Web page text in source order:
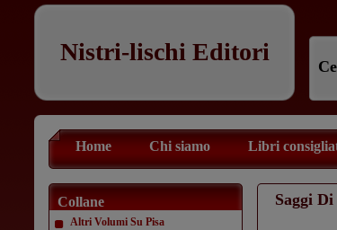
Nistri-lischi Editori
Home Chi siamo Libri
Collane
Altri Volumi Su Pisa
Saggi